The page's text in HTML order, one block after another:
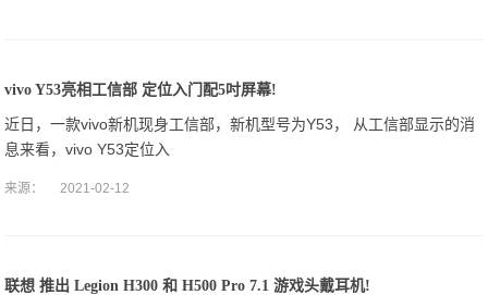
vivo Y53亮相工信部 定位入门配5吋屏幕!
近日，一款vivo新机现身工信部，新机型号为Y53， 从工信部显示的消
息来看，vivo Y53定位入
来源： 2021-02-12
联想 推出 Legion H300 和 H500 Pro 7.1 游戏头戴耳机!